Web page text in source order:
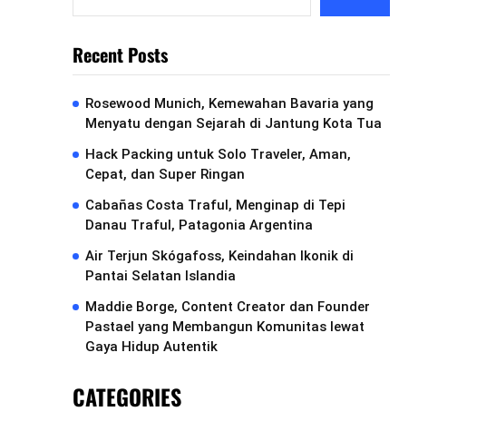
Recent Posts
Rosewood Munich, Kemewahan Bavaria yang
Menyatu dengan Sejarah di Jantung Kota Tua
Hack Packing untuk Solo Traveler, Aman,
Cepat, dan Super Ringan
Cabañas Costa Traful, Menginap di Tepi
Danau Traful, Patagonia Argentina
Air Terjun Skógafoss, Keindahan Ikonik di
Pantai Selatan Islandia
Maddie Borge, Content Creator dan Founder
Pastael yang Membangun Komunitas lewat
Gaya Hidup Autentik
CATEGORIES